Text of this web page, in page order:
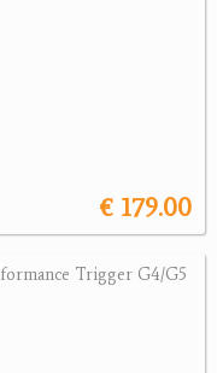
€ 179.00
Trigger G4/G5